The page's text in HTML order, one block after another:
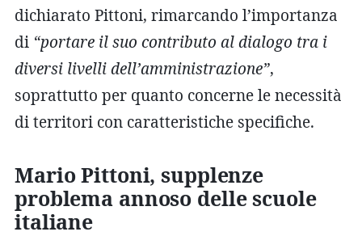
dichiarato Pittoni, rimarcando l’importanza
di “portare il suo contributo al dialogo tra i
diversi livelli dell’amministrazione”,
soprattutto per quanto concerne le necessità
di territori con caratteristiche specifiche.
Mario Pittoni, supplenze
problema annoso delle scuole
italiane